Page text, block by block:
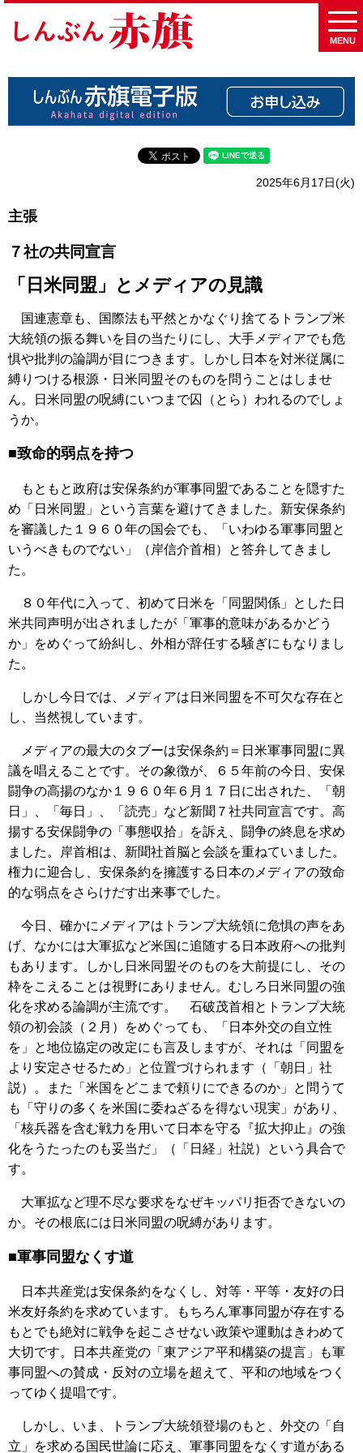
MENU
2025年6月17日(火)
主張
７社の共同宣言
「日米同盟」とメディアの見識
国連憲章も、国際法も平然とかなぐり捨てるトランプ米
大統領の振る舞いを目の当たりにし、大手メディアでも危
惧や批判の論調が目につきます。しかし日本を対米従属に
縛りつける根源・日米同盟そのものを問うことはしませ
ん。日米同盟の呪縛にいつまで囚（とら）われるのでしょ
うか。
■致命的弱点を持つ
もともと政府は安保条約が軍事同盟であることを隠すた
め「日米同盟」という言葉を避けてきました。新安保条約
を審議した１９６０年の国会でも、「いわゆる軍事同盟と
いうべきものでない」（岸信介首相）と答弁してきまし
た。
８０年代に入って、初めて日米を「同盟関係」とした日
米共同声明が出されましたが「軍事的意味があるかどう
か」をめぐって紛糾し、外相が辞任する騒ぎにもなりまし
た。
しかし今日では、メディアは日米同盟を不可欠な存在と
し、当然視しています。
メディアの最大のタブーは安保条約＝日米軍事同盟に異
議を唱えることです。その象徴が、６５年前の今日、安保
闘争の高揚のなか１９６０年６月１７日に出された、「朝
日」、「毎日」、「読売」など新聞７社共同宣言です。高
揚する安保闘争の「事態収拾」を訴え、闘争の終息を求め
ました。岸首相は、新聞社首脳と会談を重ねていました。
権力に迎合し、安保条約を擁護する日本のメディアの致命
的な弱点をさらけだす出来事でした。
今日、確かにメディアはトランプ大統領に危惧の声をあ
げ、なかには大軍拡など米国に追随する日本政府への批判
もあります。しかし日米同盟そのものを大前提にし、その
枠をこえることは視野にありません。むしろ日米同盟の強
化を求める論調が主流です。 石破茂首相とトランプ大統
領の初会談（２月）をめぐっても、「日本外交の自立性
を」と地位協定の改定にも言及しますが、それは「同盟を
より安定させるため」と位置づけられます（「朝日」社
説）。また「米国をどこまで頼りにできるのか」と問うて
も「守りの多くを米国に委ねざるを得ない現実」があり、
「核兵器を含む戦力を用いて日本を守る『拡大抑止』の強
化をうたったのも妥当だ」（「日経」社説）という具合で
す。
大軍拡など理不尽な要求をなぜキッパリ拒否できないの
か。その根底には日米同盟の呪縛があります。
■軍事同盟なくす道
日本共産党は安保条約をなくし、対等・平等・友好の日
米友好条約を求めています。もちろん軍事同盟が存在する
もとでも絶対に戦争を起こさせない政策や運動はきわめて
大切です。日本共産党の「東アジア平和構築の提言」も軍
事同盟への賛成・反対の立場を超えて、平和の地域をつく
ってゆく提唱です。
しかし、いま、トランプ大統領登場のもと、外交の「自
立」を求める国民世論に応え、軍事同盟をなくす道がある